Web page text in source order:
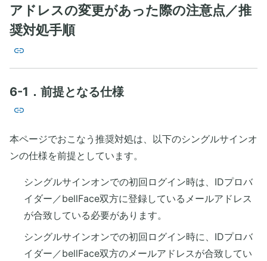
アドレスの変更があった際の注意点／推
奨対処手順
6-1．前提となる仕様
本ページでおこなう推奨対処は、以下のシングルサインオ
ンの仕様を前提としています。
シングルサインオンでの初回ログイン時は、IDプロバ
イダー／bellFace双方に登録しているメールアドレス
が合致している必要があります。
シングルサインオンでの初回ログイン時に、IDプロバ
イダー／bellFace双方のメールアドレスが合致してい